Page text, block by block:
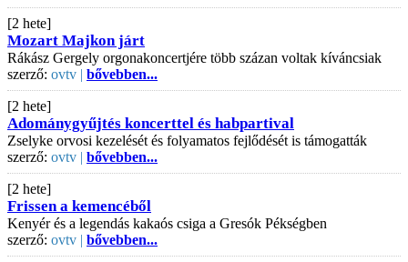
[2 hete]
Mozart Majkon járt
Rákász Gergely orgonakoncertjére több százan voltak kíváncsiak
szerző: ovtv | bővebben...
[2 hete]
Adománygyűjtés koncerttel és habpartival
Zselyke orvosi kezelését és folyamatos fejlődését is támogatták
szerző: ovtv | bővebben...
[2 hete]
Frissen a kemencéből
Kenyér és a legendás kakaós csiga a Gresók Pékségben
szerző: ovtv | bővebben...